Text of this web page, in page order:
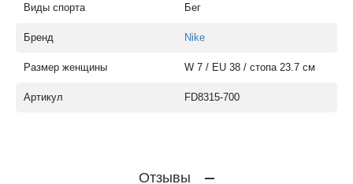
Виды спорта Бег
Бренд Nike
Размер женщины W 7 / EU 38 / стопа 23.7 см
Артикул FD8315-700
Отзывы